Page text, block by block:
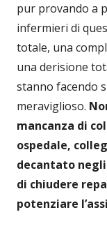
pur provando a
infermieri di
totale, una
una derisione
stanno facendo
meraviglioso.
mancanza di
ospedale,
decantato
di chiudere
potenziare